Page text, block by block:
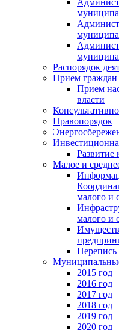
Распорядок
Прием граждан
Прием
власти
Правопорядок
Развитие
Малое и
малого и
малого и
Перепись
2015 год
2016 год
2017 год
2018 год
2019 год
2020 год